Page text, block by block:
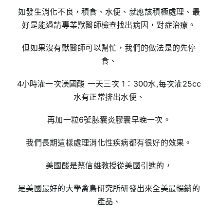
如發生消化不良，積食、水便、就應該積極處理、最
好是能過請專業獸醫師檢查找出病因，對症治療。
但如果沒有獸醫師可以幫忙，我們的做法是的先停
食、
4小時灌一次渼國酸 一天三次 1：300水,每次灌25cc
水有正常排出水便、
再加一粒6號膆囊炎膠囊早晚一次。
我們長期這樣處理消化性疾病都有很好的效果。
美國酸是蔡信雄教授從美國引進的，
是美國最好的大學禽鳥研究所研發出來全美最暢銷的
產品、